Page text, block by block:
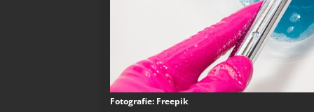
Fotografie: Freepik